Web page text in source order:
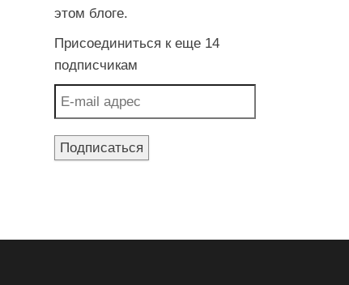
этом блоге.
Присоединиться к еще 14
подписчикам
E-mail адрес
Подписаться